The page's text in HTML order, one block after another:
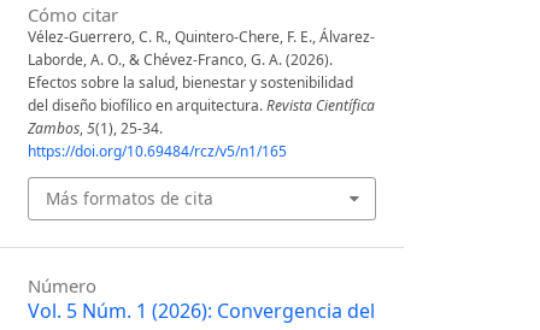
Cómo citar
Vélez-Guerrero, C. R., Quintero-Chere, F. E., Álvarez-
Laborde, A. O., & Chévez-Franco, G. A. (2026).
Efectos sobre la salud, bienestar y sostenibilidad
del diseño biofílico en arquitectura.Revista Científica
Zambos,5(1), 25-34.
https://doi.org/10.69484/rcz/v5/n1/165
Más formatos de cita
Número
Vol. 5 Núm. 1 (2026): Convergencia del